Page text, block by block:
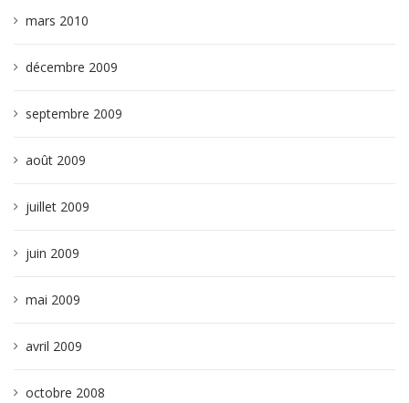
mars 2010
décembre 2009
septembre 2009
août 2009
juillet 2009
juin 2009
mai 2009
avril 2009
octobre 2008